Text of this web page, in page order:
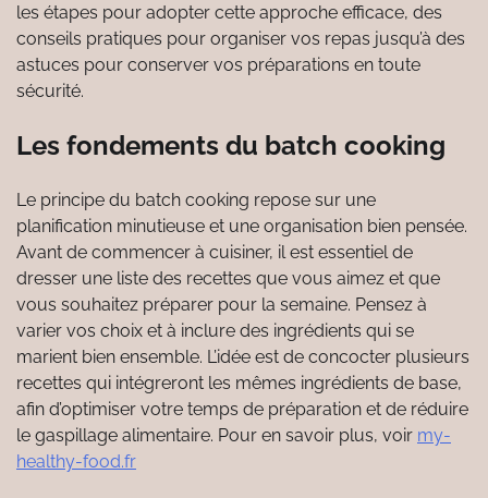
les étapes pour adopter cette approche efficace, des
conseils pratiques pour organiser vos repas jusqu’à des
astuces pour conserver vos préparations en toute
sécurité.
Les fondements du batch cooking
Le principe du batch cooking repose sur une
planification minutieuse et une organisation bien pensée.
Avant de commencer à cuisiner, il est essentiel de
dresser une liste des recettes que vous aimez et que
vous souhaitez préparer pour la semaine. Pensez à
varier vos choix et à inclure des ingrédients qui se
marient bien ensemble. L’idée est de concocter plusieurs
recettes qui intégreront les mêmes ingrédients de base,
afin d’optimiser votre temps de préparation et de réduire
le gaspillage alimentaire. Pour en savoir plus, voir my-
healthy-food.fr